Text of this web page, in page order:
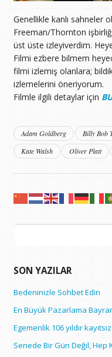
Genellikle kanlı sahneler
Freeman/Thornton
üst üste izleyiverdim.
Filmi ezbere bilmem
filmi izlemiş olanlara;
izlemelerini öneriyorum.
Filmle ilgili detaylar için
Adam Goldberg Billy Bob
Kate Walsh
Oliver Platt
Arama:
SON YAZILAR
Bedeninizle Sohbet Edin
En Büyük Pazarlama
Egemenlik 106 yıldır
Senede Bir Gün Değil, Hep